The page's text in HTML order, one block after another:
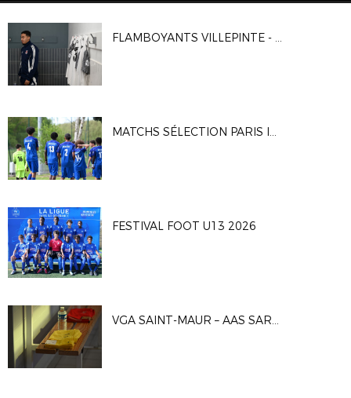
FLAMBOYANTS VILLEPINTE - CA VITRY 2-1
MATCHS SÉLECTION PARIS IDF U16G
FESTIVAL FOOT U13 2026
VGA SAINT-MAUR – AAS SARCELLES 1-0